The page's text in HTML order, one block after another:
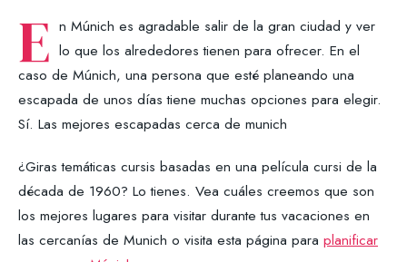
E n Múnich es agradable salir de la gran ciudad y ver
lo que los alrededores tienen para ofrecer. En el
caso de Múnich, una persona que esté planeando una
escapada de unos días tiene muchas opciones para elegir.
Sí. Las mejores escapadas cerca de munich
¿Giras temáticas cursis basadas en una película cursi de la
década de 1960? Lo tienes. Vea cuáles creemos que son
los mejores lugares para visitar durante tus vacaciones en
las cercanías de Munich o visita esta página para planificar